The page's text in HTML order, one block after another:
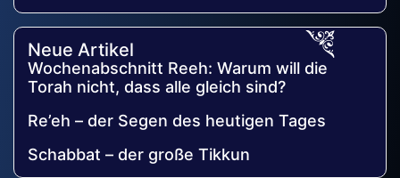
Neue Artikel
Wochenabschnitt Reeh: Warum will die
Torah nicht, dass alle gleich sind?
Re’eh – der Segen des heutigen Tages
Schabbat – der große Tikkun